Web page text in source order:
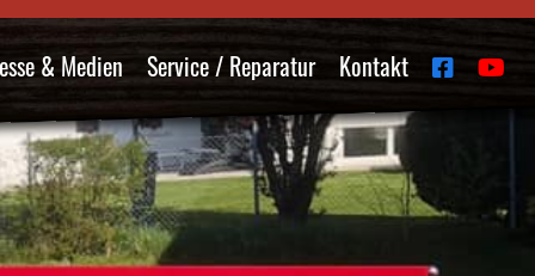
& Medien Service / Reparatur Kontakt